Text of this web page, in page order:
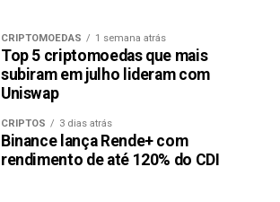
CRIPTOMOEDAS 1 semana atrás
Top 5 criptomoedas que mais
subiram em julho lideram com
Uniswap
CRIPTOS 3 dias atrás
Binance lança Rende+ com
rendimento de até 120% do CDI